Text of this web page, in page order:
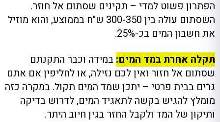
הפתרון פשוט למדי – תקינים שסתום אל חוזר.
השסתום עולה בין 300-350 ש"ח בממוצע, והוא מוזיל
את חשבון המים בכ-25%.
תקלה אחרת במד המים: במידה וכבר התקנתם
שסתום אל חזור ואין לכם נזילה, או לחליפין אם אתם
גרים בבית פרטי – יתכן שמד המים תקול. במקרה כזה
מומלץ להגיש בקשה לתאגיד המים, לדרוש בדיקה
ותיקון של המד ולקבל החזר בגין חיוב היתר.